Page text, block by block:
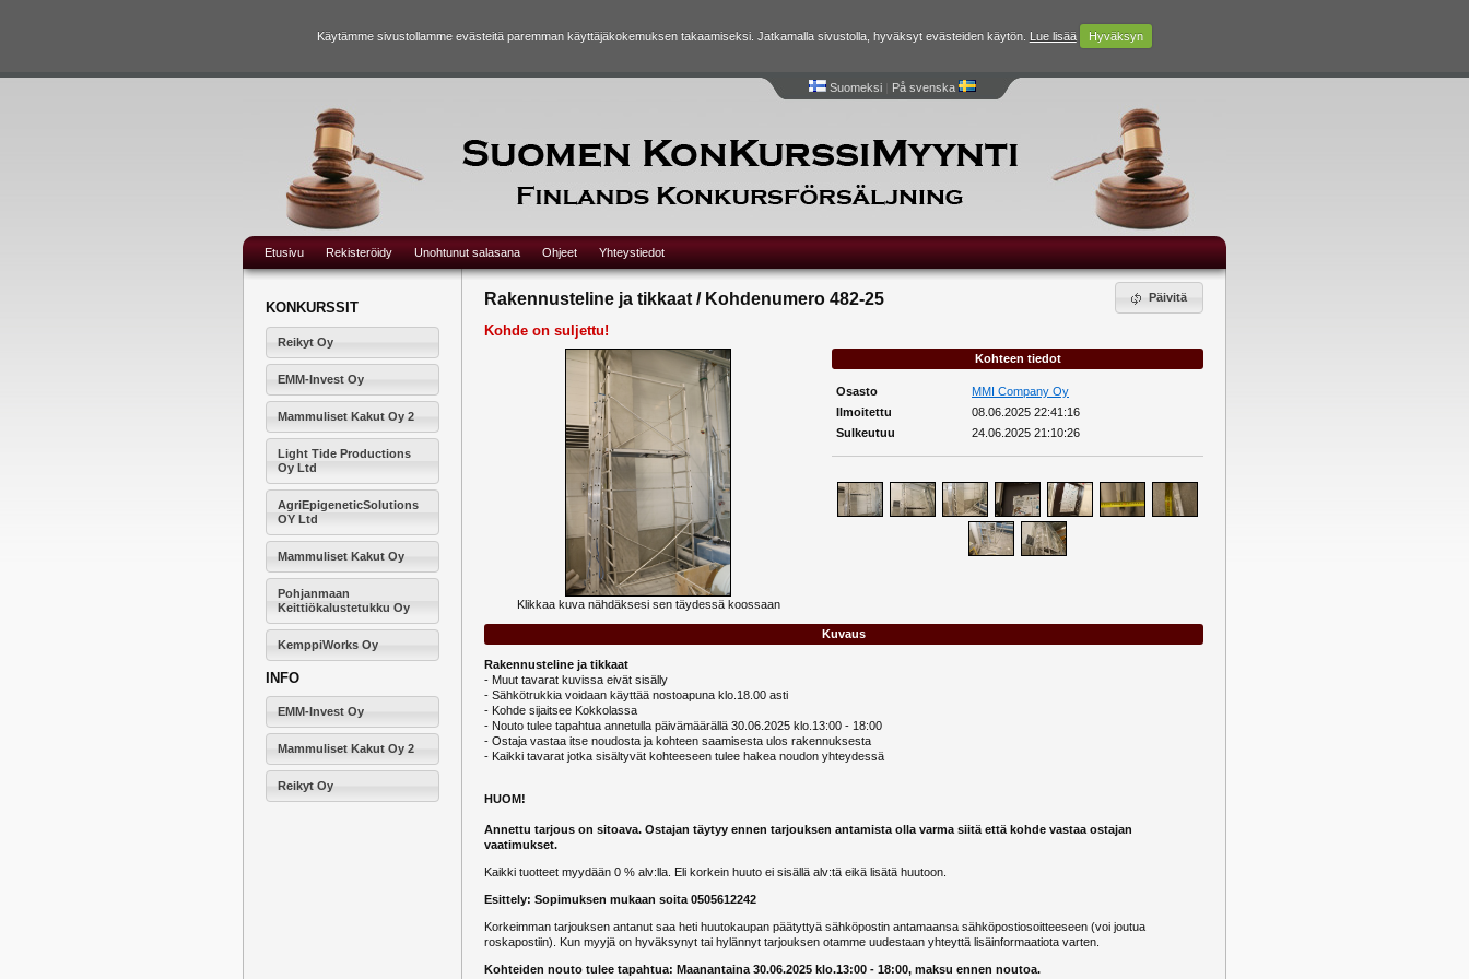
Käytämme sivustollamme evästeitä paremman käyttäjäkokemuksen takaamiseksi. Jatkamalla sivustolla, hyväksyt evästeiden käytön. Lue lisää Hyväksyn
Suomeksi| På svenska
Etusivu Rekisteröidy Unohtunut salasana Ohjeet Yhteystiedot
KONKURSSIT
Reikyt Oy
EMM-Invest Oy
Mammuliset Kakut Oy 2
Light Tide Productions
Oy Ltd
AgriEpigeneticSolutions
OY Ltd
Mammuliset Kakut Oy
Pohjanmaan
Keittiökalustetukku Oy
KemppiWorks Oy
INFO
EMM-Invest Oy
Mammuliset Kakut Oy 2
Reikyt Oy
Päivitä
Rakennusteline ja tikkaat / Kohdenumero 482-25
Kohde on suljettu!
Klikkaa kuva nähdäksesi sen täydessä koossaan
Kohteen tiedot
Osasto
MMI Company Oy
Ilmoitettu
08.06.2025 22:41:16
Sulkeutuu
24.06.2025 21:10:26
Kuvaus
Rakennusteline ja tikkaat
- Muut tavarat kuvissa eivät sisälly
- Sähkötrukkia voidaan käyttää nostoapuna klo.18.00 asti
- Kohde sijaitsee Kokkolassa
- Nouto tulee tapahtua annetulla päivämäärällä 30.06.2025 klo.13:00 - 18:00
- Ostaja vastaa itse noudosta ja kohteen saamisesta ulos rakennuksesta
- Kaikki tavarat jotka sisältyvät kohteeseen tulee hakea noudon yhteydessä
HUOM!
Annettu tarjous on sitoava. Ostajan täytyy ennen tarjouksen antamista olla varma siitä että kohde vastaa ostajan
vaatimukset.
Kaikki tuotteet myydään 0 % alv:lla. Eli korkein huuto ei sisällä alv:tä eikä lisätä huutoon.
Esittely: Sopimuksen mukaan soita 0505612242
Korkeimman tarjouksen antanut saa heti huutokaupan päätyttyä sähköpostin antamaansa sähköpostiosoitteeseen (voi joutua
roskapostiin). Kun myyjä on hyväksynyt tai hylännyt tarjouksen otamme uudestaan yhteyttä lisäinformaatiota varten.
Kohteiden nouto tulee tapahtua: Maanantaina 30.06.2025 klo.13:00 - 18:00, maksu ennen noutoa.